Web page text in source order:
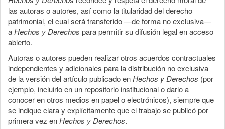
las autoras o autores, así como la titularidad del derecho
patrimonial, el cual será transferido —de forma no exclusiva—
aHechos y Derechos para permitir su difusión legal en acceso
abierto.
Autoras o autores pueden realizar otros acuerdos contractuales
independientes y adicionales para la distribución no exclusiva
de la versión del artículo publicado enHechos y Derechos (por
ejemplo, incluirlo en un repositorio institucional o darlo a
conocer en otros medios en papel o electrónicos), siempre que
se indique clara y explícitamente que el trabajo se publicó por
primera vez enHechos y Derechos.